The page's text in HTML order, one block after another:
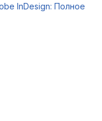
InDesign: Полное